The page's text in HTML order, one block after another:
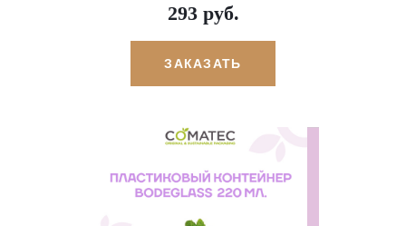
293 руб.
ЗАКАЗАТЬ